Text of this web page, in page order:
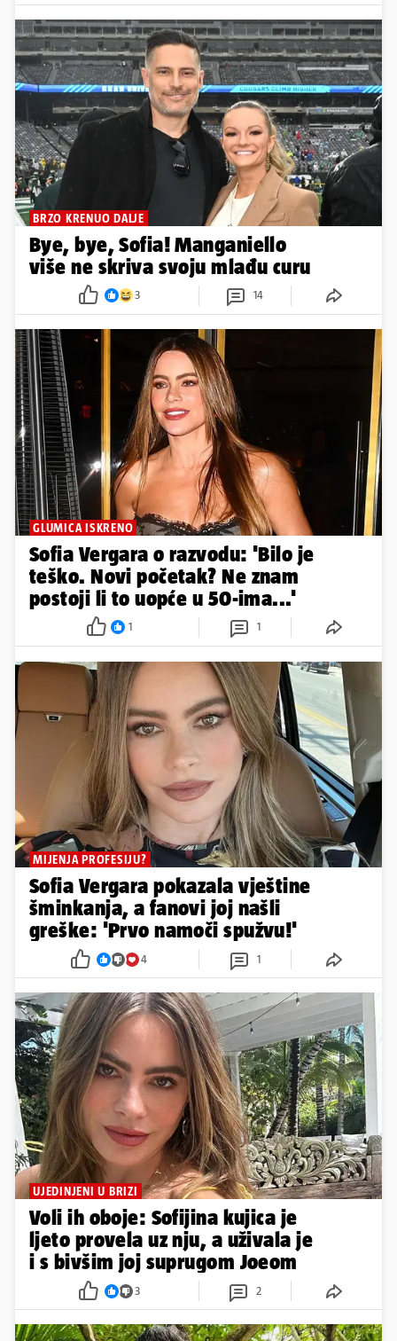
BRZO KRENUO DALJE
Bye, bye, Sofia! Manganiello
više ne skriva svoju mlađu curu
3 14
GLUMICA ISKRENO
Sofia Vergara o razvodu: 'Bilo je
teško. Novi početak? Ne znam
postoji li to uopće u 50-ima...'
1 1
MIJENJA PROFESIJU?
Sofia Vergara pokazala vještine
šminkanja, a fanovi joj našli
greške: 'Prvo namoči spužvu!'
4 1
UJEDINJENI U BRIZI
Voli ih oboje: Sofijina kujica je
ljeto provela uz nju, a uživala je
i s bivšim joj suprugom Joeom
3 2